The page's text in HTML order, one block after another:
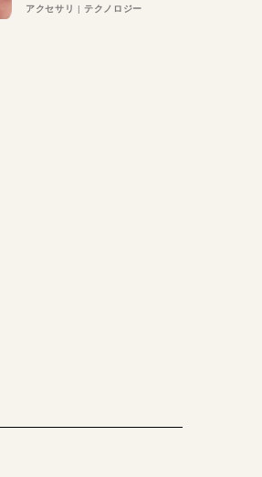
対策
アクセサリ テクノロジー